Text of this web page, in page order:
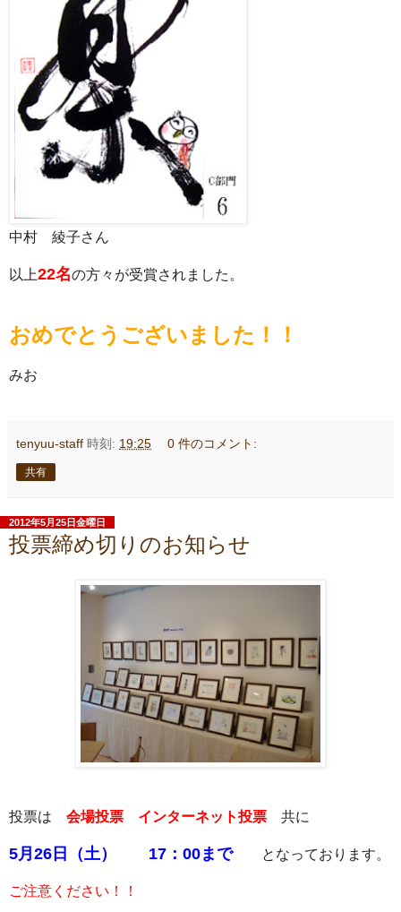
中村 綾子さん
以上22名の方々が受賞されました。
おめでとうございました！！
みお
tenyuu-staff 時刻: 19:25 0 件のコメント:
共有
2012年5月25日金曜日
投票締め切りのお知らせ
投票は 会場投票 インターネット投票 共に
5月26日（土） 17：00までとなっております。
ご注意ください！！